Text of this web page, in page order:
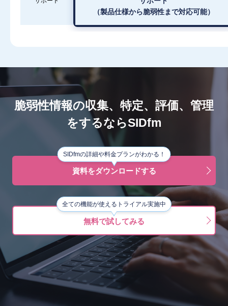
（製品仕様から脆弱性まで対応可能）
脆弱性情報の収集、特定、評価、管理
をするならSIDfm
SIDfmの詳細や料金プランがわかる！
資料をダウンロードする
全ての機能が使えるトライアル実施中
無料で試してみる